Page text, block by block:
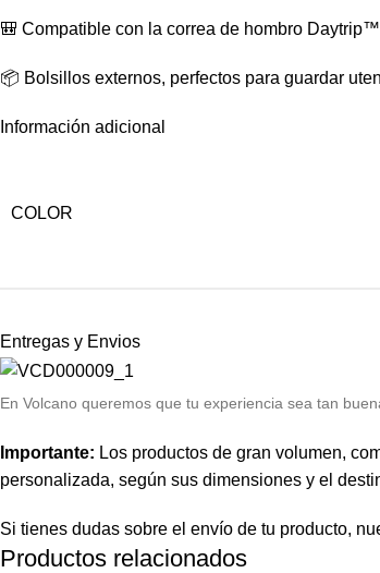
🎒 Compatible con la correa de hombro
📦 Bolsillos externos, perfectos para guardar
Información adicional
COLOR
Entregas y Envios
En Volcano queremos que tu experiencia sea tan
Importante: Los productos de gran volumen,
personalizada, según sus dimensiones y el
Si tienes dudas sobre el envío de tu producto,
Productos relacionados